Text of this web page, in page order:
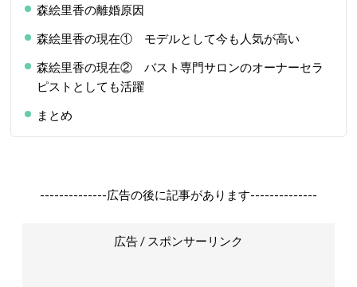
森絵里香の離婚原因
森絵里香の現在① モデルとして今も人気が高い
森絵里香の現在② バスト専門サロンのオーナーセラ
ピストとしても活躍
まとめ
--------------広告の後に記事があります--------------
広告 / スポンサーリンク